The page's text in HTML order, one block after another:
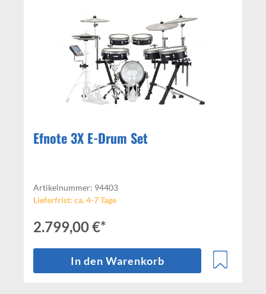
Efnote 3X E-Drum Set
Artikelnummer: 94403
Lieferfrist: ca. 4-7 Tage
2.799,00 €*
In den Warenkorb